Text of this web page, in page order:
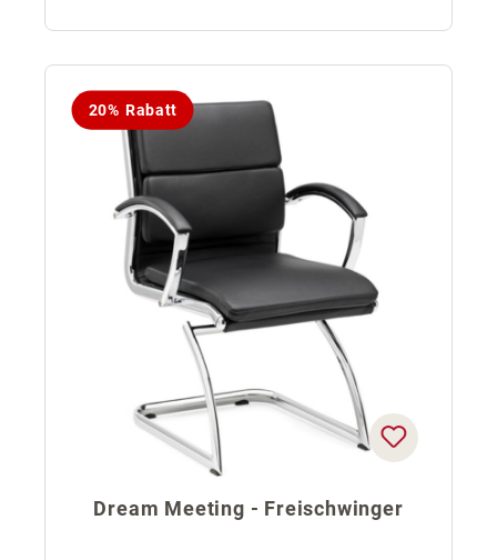
20% Rabatt
Dream Meeting - Freischwinger